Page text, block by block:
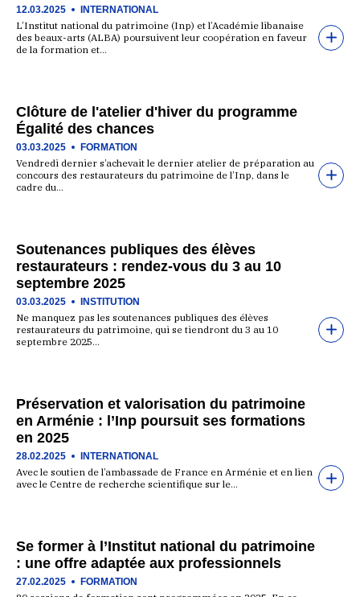
12.03.2025 INTERNATIONAL
L’Institut national du patrimoine (Inp) et l’Académie libanaise
des beaux-arts (ALBA) poursuivent leur coopération en faveur
de la formation et…
Clôture de l'atelier d'hiver du programme
Égalité des chances
03.03.2025 FORMATION
Vendredi dernier s’achevait le dernier atelier de préparation au
concours des restaurateurs du patrimoine de l’Inp, dans le
cadre du…
Soutenances publiques des élèves
restaurateurs : rendez-vous du 3 au 10
septembre 2025
03.03.2025 INSTITUTION
Ne manquez pas les soutenances publiques des élèves
restaurateurs du patrimoine, qui se tiendront du 3 au 10
septembre 2025…
Préservation et valorisation du patrimoine
en Arménie : l’Inp poursuit ses formations
en 2025
28.02.2025 INTERNATIONAL
Avec le soutien de l’ambassade de France en Arménie et en lien
avec le Centre de recherche scientifique sur le…
Se former à l’Institut national du patrimoine
: une offre adaptée aux professionnels
27.02.2025 FORMATION